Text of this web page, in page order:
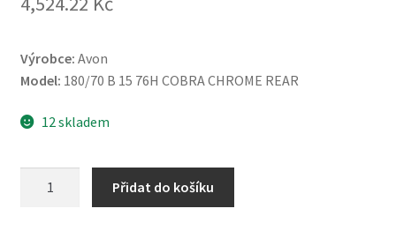
Výrobce: Avon
Model: 180/70 B 15 76H COBRA CHROME REAR
12 skladem
Přidat do košíku